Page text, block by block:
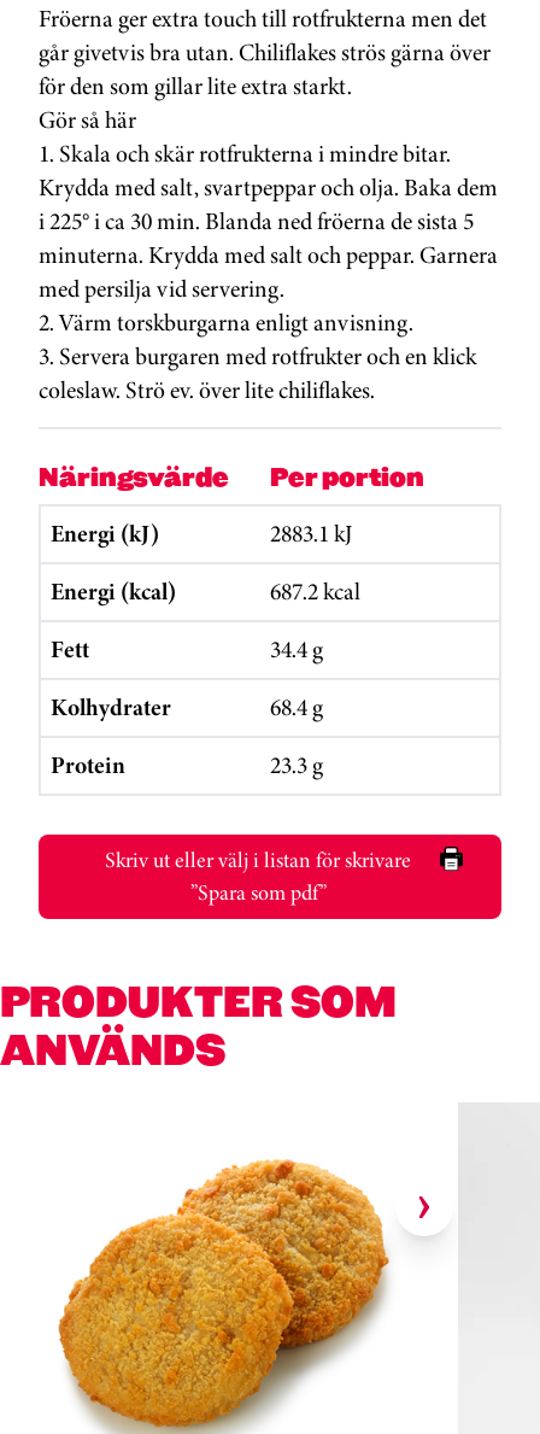
Fröerna ger extra touch till rotfrukterna men det
går givetvis bra utan. Chiliflakes strös gärna över
för den som gillar lite extra starkt.
Gör så här
1. Skala och skär rotfrukterna i mindre bitar.
Krydda med salt, svartpeppar och olja. Baka dem
i 225° i ca 30 min. Blanda ned fröerna de sista 5
minuterna. Krydda med salt och peppar. Garnera
med persilja vid servering.
2. Värm torskburgarna enligt anvisning.
3. Servera burgaren med rotfrukter och en klick
coleslaw. Strö ev. över lite chiliflakes.
Näringsvärde Per portion
Energi (kJ)
2883.1 kJ
Energi (kcal)
687.2 kcal
Fett
34.4 g
Kolhydrater
68.4 g
Protein
23.3 g
Skriv ut eller välj i listan för skrivare
”Spara som pdf”
PRODUKTER SOM
ANVÄNDS